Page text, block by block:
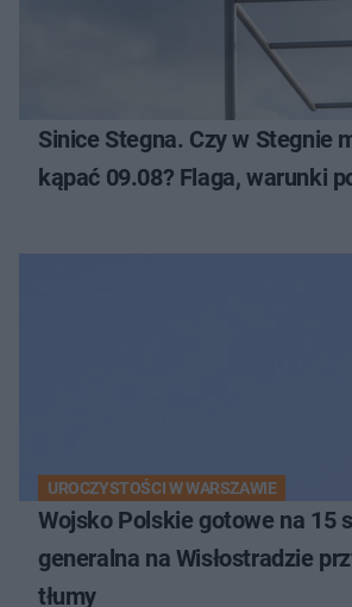
Sinice Stegna. Czy w Stegnie
kąpać 09.08? Flaga, warunki
UROCZYSTOŚCI W WARSZAWIE
Wojsko Polskie gotowe na 15
generalna na Wisłostradzie
tłumy